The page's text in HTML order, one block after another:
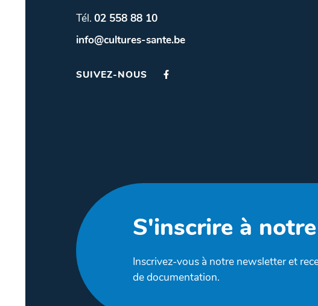
Tél. 02 558 88 10
info@cultures-sante.be
SUIVEZ-NOUS
S'inscrire à
Inscrivez-vous à notre newsletter et
de documentation.